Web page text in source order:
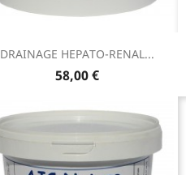
DRAINAGE HEPATO-RENAL...
Prix
58,00 €